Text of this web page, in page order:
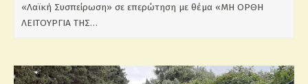
«Λαϊκή Συσπείρωση» σε επερώτηση με θέμα «ΜΗ ΟΡΘΗ
ΛΕΙΤΟΥΡΓΙΑ ΤΗΣ…